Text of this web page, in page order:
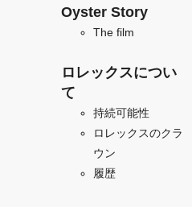
Oyster Story
The film
ロレックスについ
て
持続可能性
ロレックスのクラ
ウン
履歴